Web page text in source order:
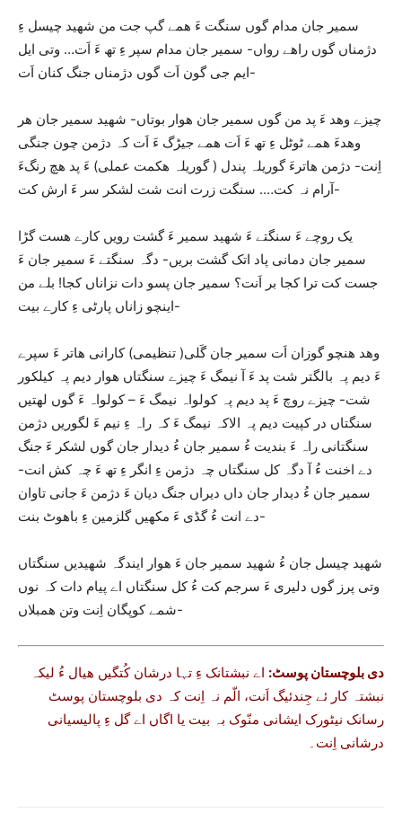
سمیر جان مدام گوں سنگت ءَ ھمے گپ جت من شھید چیسل ءِ
دژمناں گوں راھے رواں- سمیر جان مدام سپر ءِ تھ ءَ اَت… وتی ایل
ایم جی گون اَت گوں دژمناں جنگ کنان اَت-
چیزے وھد ءَ پد من گوں سمیر جان ھوار بوتاں- شھید سمیر جان ھر
وھدءَ ھمے ٹوٹل ءِ تھ ءَ اَت ھمے جیڑگ ءَ اَت کہ دژمن چون جنگی
اِنت- دژمن ھاترءَ گوریلہ پندل ( گوریلہ ھکمت عملی) ءَ پد ھچ رنگءَ
آرام نہ کت…. سنگت زرت انت شت لشکر سر ءَ ارش کت-
یک روچے ءَ سنگتے ءَ شھید سمیر ءَ گشت رویں کارے ھست گڑا
سمیر جان دمانی پاد اتک گشت بریں- دگہ سنگتے ءَ سمیر جان ءَ
جست کت ترا کجا بر اَنت؟ سمیر جان پسو دات نزاناں کجا! بلے من
اینچو زاناں پارٹی ءِ کارے بیت-
وھد ھنچو گوزان اَت سمیر جان گَلی( تنظیمی) کارانی ھاتر ءَ سپرے
ءَ دیم پہ بالگتر شت پد ءَ آ نیمگ ءَ چیزے سنگتاں ھوار دیم پہ کیلکور
شت- چیزے روچ ءَ پد دیم پہ کولواہ نیمگ ءَ – کولواہ ءَ گوں لھتیں
سنگتاں در کپیت دیم پہ الاکہ نیمگ ءَ کہ راہ ءِ نیم ءَ لگوریں دژمن
سنگتانی راہ ءَ بندیت ءُ سمیر جان ءُ دیدار جان گوں لشکر ءَ جنگ
دے اخنت ءُ آ دگہ کل سنگتاں چہ دژمن ءِ انگر ءِ تھ ءَ چہ کش انت-
سمیر جان ءُ دیدار جان داں دیراں جنگ دیان ءَ دژمن ءَ جانی تاوان
دے انت ءُ گڈی ءَ مکھیں گلزمین ءِ باھوٹ بنت-
شھید چیسل جان ءُ شھید سمیر جان ءَ ھوار ایندگہ شھیدیں سنگتاں
وتی پرز گوں دلیری ءَ سرجم کت ءُ کل سنگتاں اے پیام دات کہ نوں
شمے کوپگان اِنت وتن ھمبلاں-
دی بلوچستان پوسٹ: اے نبشتانک ءِ تہا درشان کُتگیں ھیال ءُ لیکہ
نبشتہ کار ئے جِندئیگ اَنت، الّم نہ اِنت کہ دی بلوچستان پوسٹ
رسانک نیٹورک ایشانی منّوک بہ بیت یا اگاں اے گل ءِ پالیسیانی
درشانی اِنت۔